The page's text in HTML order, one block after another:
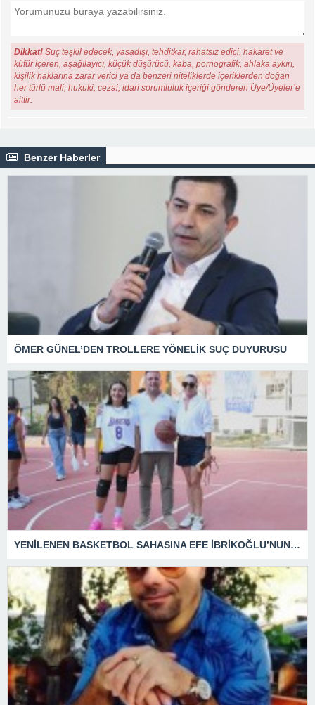
Dikkat! Suç teşkil edecek, yasadışı, tehditkar, rahatsız edici, hakaret ve
küfür içeren, aşağılayıcı, küçük düşürücü, kaba, pornografik, ahlaka aykırı,
kişilik haklarına zarar verici ya da benzeri niteliklerde içeriklerden doğan
her türlü mali, hukuki, cezai, idari sorumluluk içeriği gönderen Üye/Üyeler’e
aittir.
Benzer Haberler
ÖMER GÜNEL’DEN TROLLERE YÖNELİK SUÇ DUYURUSU
YENİLENEN BASKETBOL SAHASINA EFE İBRİKOĞLU’NUN ADI VERİLDİ